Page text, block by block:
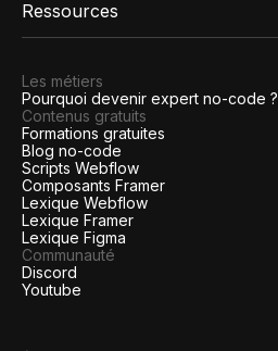
Ressources
Les métiers
Pourquoi devenir expert no-code ?
Contenus gratuits
Formations gratuites
Blog no-code
Scripts Webflow
Composants Framer
Lexique Webflow
Lexique Framer
Lexique Figma
Communauté
Discord
Youtube